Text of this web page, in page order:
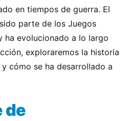
en tiempos de guerra. El
parte de los Juegos
ha evolucionado a lo largo
exploraremos la historia
cómo se ha desarrollado a
de